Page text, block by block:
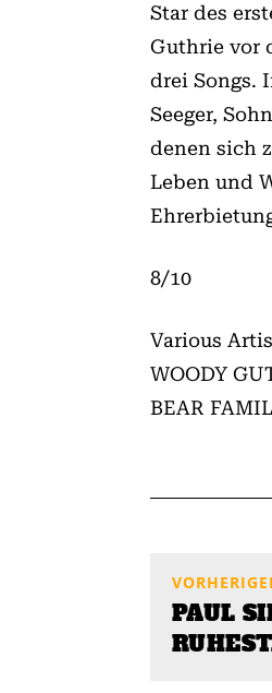
Star des
Guthrie vor
drei Songs.
Seeger,
denen sich
Leben und
8/10
Various
WOODY
BEAR
PAUL